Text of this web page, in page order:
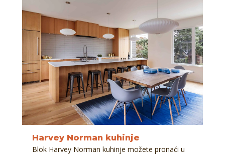
Harvey Norman kuhinje
Blok Harvey Norman kuhinje možete pronaći u